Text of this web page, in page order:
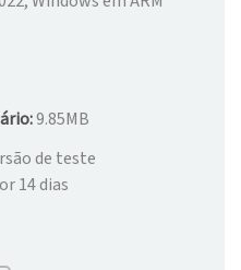
9.85MB
de teste
14 dias